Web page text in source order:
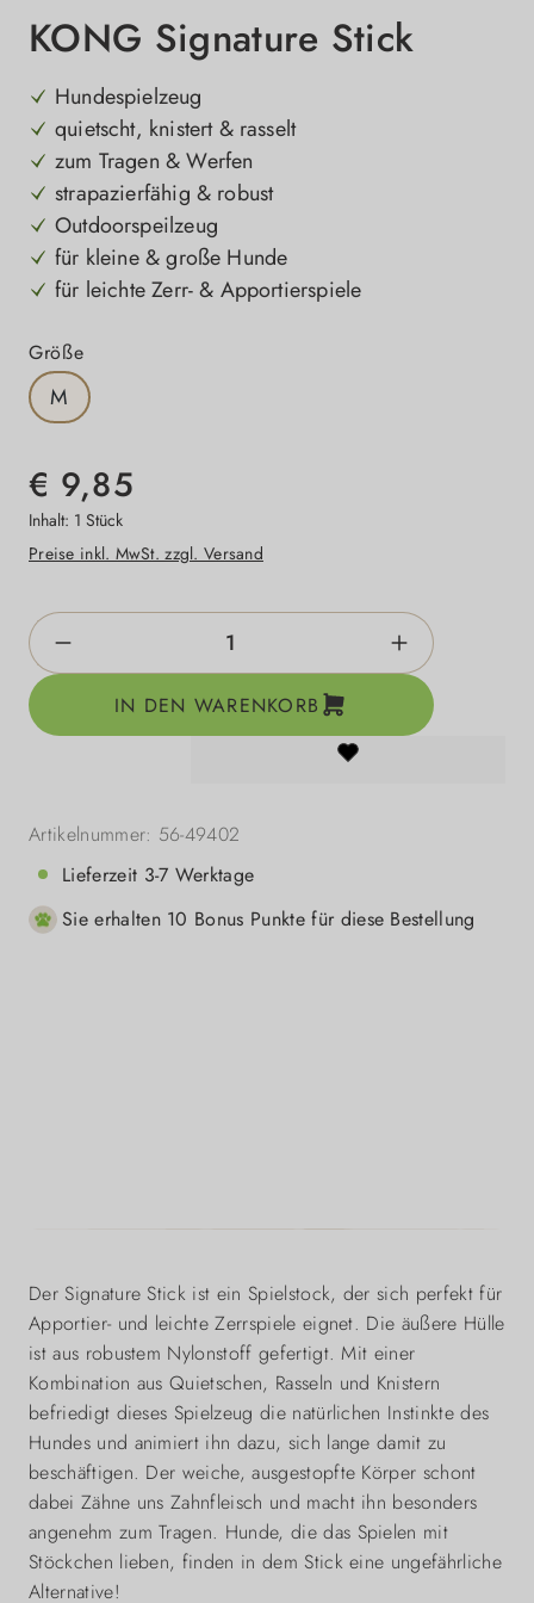
KONG Signature Stick
Hundespielzeug
quietscht, knistert & rasselt
zum Tragen & Werfen
strapazierfähig & robust
Outdoorspeilzeug
für kleine & große Hunde
für leichte Zerr- & Apportierspiele
Größeauswählen
M
€ 9,85
Inhalt: 1 Stück
Preise inkl. MwSt. zzgl. Versand
Produkt Anzahl: Gib den gewünschten
IN DEN WARENKORB
Artikelnummer: 56-49402
Lieferzeit 3-7 Werktage
Sie erhalten 10 Bonus Punkte für diese Bestellung
Der Signature Stick ist ein Spielstock, der sich perfekt für
Apportier- und leichte Zerrspiele eignet. Die äußere Hülle
ist aus robustem Nylonstoff gefertigt. Mit einer
Kombination aus Quietschen, Rasseln und Knistern
befriedigt dieses Spielzeug die natürlichen Instinkte des
Hundes und animiert ihn dazu, sich lange damit zu
beschäftigen. Der weiche, ausgestopfte Körper schont
dabei Zähne uns Zahnfleisch und macht ihn besonders
angenehm zum Tragen. Hunde, die das Spielen mit
Stöckchen lieben, finden in dem Stick eine ungefährliche
Alternative!